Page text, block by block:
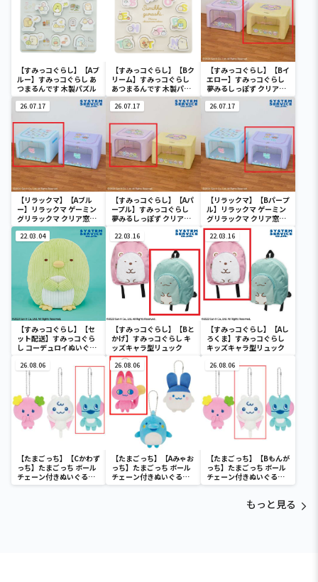
【すみっコぐらし】【Aブ
ルー】すみっコぐらし あ
つまるんです 木製パズル
【すみっコぐらし】【Bク
リーム】すみっコぐらし
あつまるんです 木製パズ
ル
【すみっコぐらし】【Bイ
エロー】すみっコぐらし
夢みるしっぽず クリア窓
付き収納ボックス
26.07.17
【リラックマ】【Aブル
ー】リラックマ ゲーミン
グリラックマ クリア窓付
き収納ボックス
26.07.17
【すみっコぐらし】【Aパ
ープル】すみっコぐらし
夢みるしっぽず クリア窓
26.07.17
【リラックマ】【Bパープ
ル】リラックマ ゲーミン
グリラックマ クリア窓付
き収納ボックス
22.03.04
【すみっコぐらし】【セ
ット配送】すみっコぐら
し コーデュロイぬいぐる
ん？
22.03.16
【すみっコぐらし】【Bと
かげ】すみっコぐらし キ
ッズキャラ型リュック
22.03.16
【すみっコぐらし】【Aし
ろくま】すみっコぐらし
キッズキャラ型リュック
26.08.06
【たまごっち】【Cかわず
っち】たまごっち ボール
チェーン付きぬいぐるみ
～Tamagotchi
26.08.06
【たまごっち】【Aみゃお
っち】たまごっち ボール
チェーン付きぬいぐるみ
～Tamagotchi
26.08.06
【たまごっち】【Bもんが
っち】たまごっち ボール
チェーン付きぬいぐるみ
～Tamagotchi
もっと見る